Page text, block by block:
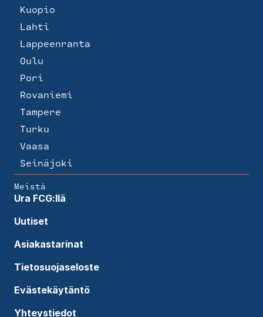
Kuopio
Lahti
Lappeenranta
Oulu
Pori
Rovaniemi
Tampere
Turku
Vaasa
Seinäjoki
Meistä
Ura FCG:llä
Uutiset
Asiakastarinat
Tietosuojaseloste
Evästekäytäntö
Yhteystiedot